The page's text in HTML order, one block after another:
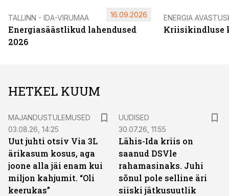
TALLINN - IDA-VIRUMAA
Energiasäästlikud lahendused
2026
16.09.2026 ENERGIA
Kriisikindluse
HETKEL KUUM
MAJANDUSTULEMUSED
03.08.26, 14:25
Uut juhti otsiv Via 3L
ärikasum kosus, aga
joone alla jäi enam kui
miljon kahjumit. “Oli
keerukas”
UUDISED
30.07.26, 11:55
Lähis-Ida kriis on
saanud DSVle
rahamasinaks. Juhi
sõnul pole selline äri
siiski jätkusuutlik